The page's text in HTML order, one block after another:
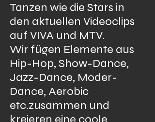
Tanzen wie die Stars in
den aktuellen Videoclips
auf VIVA und MTV.
Wir fügen Elemente aus
Hip-Hop, Show-Dance,
Jazz-Dance, Moder-
Dance, Aerobic
etc.zusammen und